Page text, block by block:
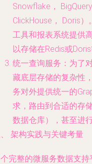
Snowflake，
ClickHouse， Doris
工具和报表系统提供
以存储在Redis或
统一查询服务 ：为了
藏底层存储的复杂性
务对外提供统一的
求，路由到合适的存
数据仓库），甚至进
架构实践与关键考量
完整的微服务数据支